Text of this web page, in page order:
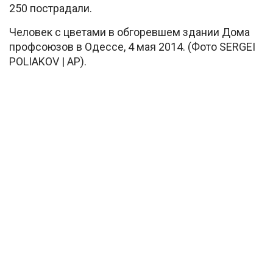
250 пострадали.
Человек с цветами в обгоревшем здании Дома
профсоюзов в Одессе, 4 мая 2014. (Фото SERGEI
POLIAKOV | AP).